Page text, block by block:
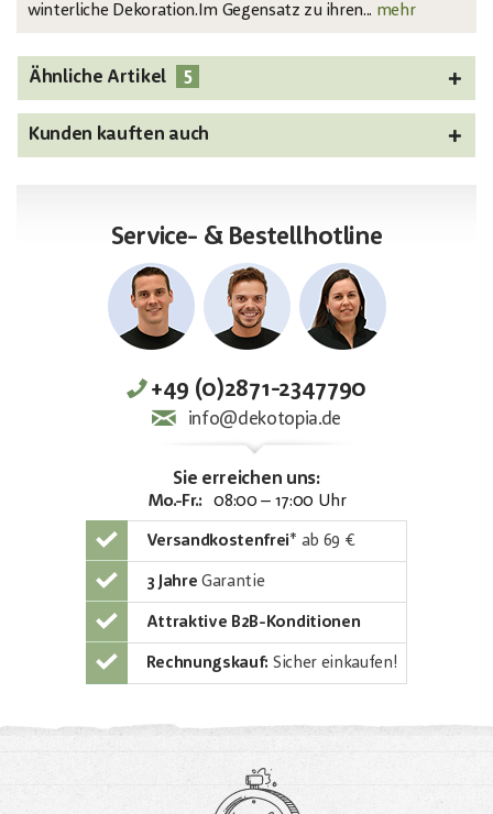
winterliche Dekoration.Im Gegensatz zu ihren... mehr
Ähnliche Artikel 5
Kunden kauften auch
Service- & Bestellhotline
+49 (0)2871-2347790
info@dekotopia.de
Sie erreichen uns:
Mo.-Fr.: 08:00 – 17:00 Uhr
Versandkostenfrei* ab 69 €
3 Jahre Garantie
Attraktive B2B-Konditionen
Rechnungskauf: Sicher einkaufen!